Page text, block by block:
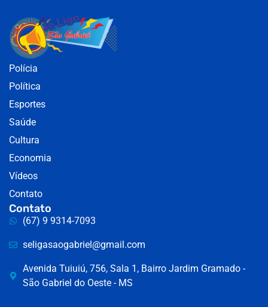
Polícia
Política
Esportes
Saúde
Cultura
Economia
Vídeos
Contato
Contato
(67) 9 9314-7093
seligasaogabriel@gmail.com
Avenida Tuiuiú, 756, Sala 1, Bairro Jardim Gramado -
São Gabriel do Oeste - MS